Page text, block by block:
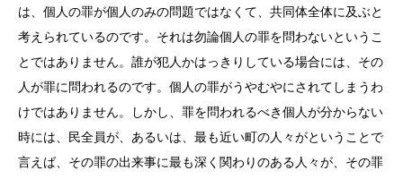
は、個人の罪が個人のみの問題ではなくて、共同体全体に及ぶと
考えられているのです。それは勿論個人の罪を問わないというこ
とではありません。誰が犯人かはっきりしている場合には、その
人が罪に問われるのです。個人の罪がうやむやにされてしまうわ
けではありません。しかし、罪を問われるべき個人が分からない
時には、民全員が、あるいは、最も近い町の人々がということで
言えば、その罪の出来事に最も深く関わりのある人々が、その罪